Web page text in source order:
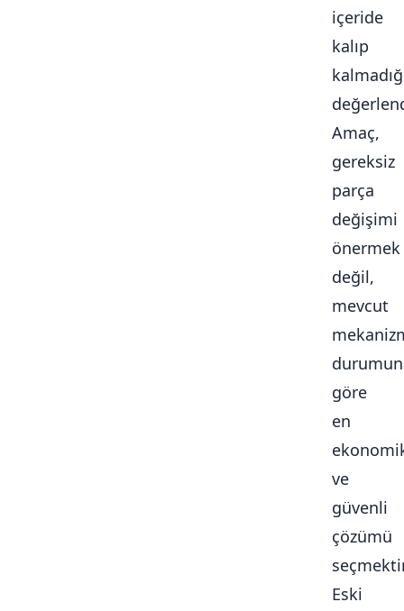
içeride
kalıp
Amaç,
gereksiz
parça
değişimi
önermek
değil,
mevcut
göre
en
ve
güvenli
çözümü
Eski